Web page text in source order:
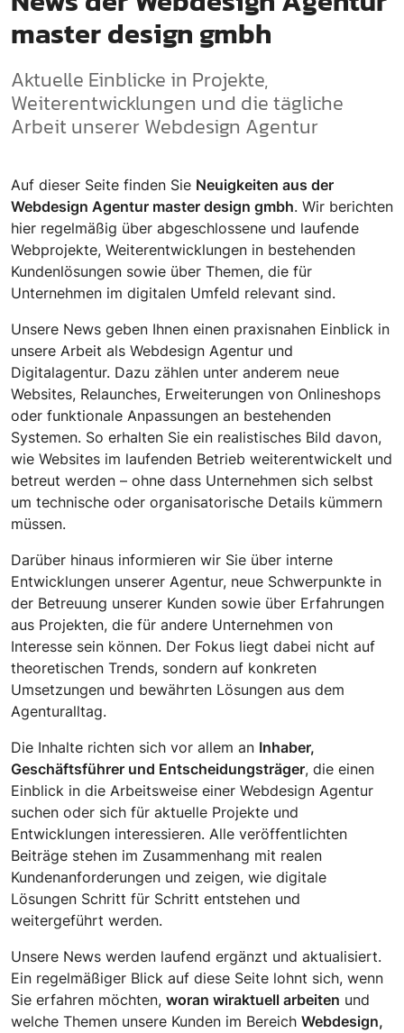
master design gmbh
Aktuelle Einblicke in Projekte,
Weiterentwicklungen und die tägliche
Arbeit unserer Webdesign Agentur
Auf dieser Seite finden Sie Neuigkeiten aus der
Webdesign Agentur master design gmbh. Wir berichten
hier regelmäßig über abgeschlossene und laufende
Webprojekte, Weiterentwicklungen in bestehenden
Kundenlösungen sowie über Themen, die für
Unternehmen im digitalen Umfeld relevant sind.
Unsere News geben Ihnen einen praxisnahen Einblick in
unsere Arbeit als Webdesign Agentur und
Digitalagentur. Dazu zählen unter anderem neue
Websites, Relaunches, Erweiterungen von Onlineshops
oder funktionale Anpassungen an bestehenden
Systemen. So erhalten Sie ein realistisches Bild davon,
wie Websites im laufenden Betrieb weiterentwickelt und
betreut werden – ohne dass Unternehmen sich selbst
um technische oder organisatorische Details kümmern
müssen.
Darüber hinaus informieren wir Sie über interne
Entwicklungen unserer Agentur, neue Schwerpunkte in
der Betreuung unserer Kunden sowie über Erfahrungen
aus Projekten, die für andere Unternehmen von
Interesse sein können. Der Fokus liegt dabei nicht auf
theoretischen Trends, sondern auf konkreten
Umsetzungen und bewährten Lösungen aus dem
Agenturalltag.
Die Inhalte richten sich vor allem an Inhaber,
Geschäftsführer und Entscheidungsträger, die einen
Einblick in die Arbeitsweise einer Webdesign Agentur
suchen oder sich für aktuelle Projekte und
Entwicklungen interessieren. Alle veröffentlichten
Beiträge stehen im Zusammenhang mit realen
Kundenanforderungen und zeigen, wie digitale
Lösungen Schritt für Schritt entstehen und
weitergeführt werden.
Unsere News werden laufend ergänzt und aktualisiert.
Ein regelmäßiger Blick auf diese Seite lohnt sich, wenn
Sie erfahren möchten, woran wiraktuell arbeiten und
welche Themen unsere Kunden im Bereich Webdesign,